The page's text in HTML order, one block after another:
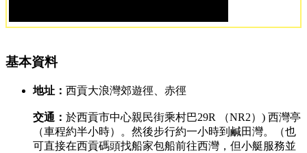
基本資料
地址： 西貢大浪灣郊遊徑、赤徑
交通： 於西貢市中心親民街乘村巴29R （NR2）) 西灣亭
（車程約半小時）。然後步行約一小時到鹹田灣。（也
可直接在西貢碼頭找船家包船前往西灣，但小艇服務並